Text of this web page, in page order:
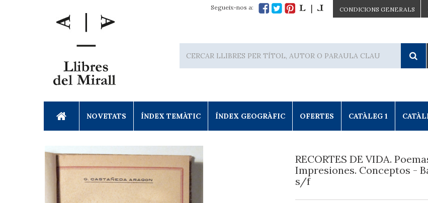
CONDICIONS GENERALS
Segueix-nos a:
NOVETATS ÍNDEX TEMÀTIC ÍNDEX GEOGRÀFIC OFERTES CATÀLEG 1
RECORTES DE VIDA.
Impresiones. Conceptos -
s/f